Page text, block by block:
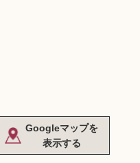
Googleマップを
表示する